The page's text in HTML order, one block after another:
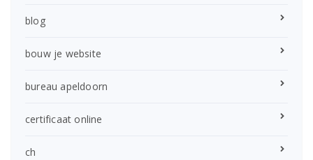
blog
bouw je website
bureau apeldoorn
certificaat online
ch